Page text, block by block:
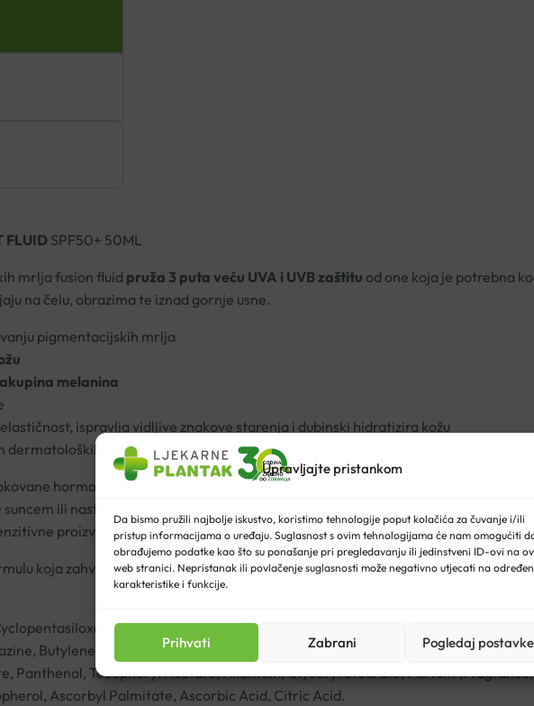
Upravljajte pristankom
Da bismo pružili najbolje iskustvo, koristimo tehnologije poput kolačića za čuvanje i/ili
pristup informacijama o uređaju. Suglasnost s ovim tehnologijama će nam omogućiti
obrađujemo podatke kao što su ponašanje pri pregledavanju ili jedinstveni ID-ovi na
web stranici. Nepristanak ili povlačenje suglasnosti može negativno utjecati na
karakteristike i funkcije.
Prihvati Zabrani Pogledaj postavke
FLUID SPF50+ 50ML
mrlja fusion fluid pruža 3 puta veću UVA i UVB zaštitu od one koja je potrebna
na čelu, obrazima te iznad gornje usne.
pigmentacijskih mrlja
melanina
ispravlja vidljive znakove starenja i dubinski hidratizira kožu
dermatoloških i estetskih zahvata
hormonalnim promjenama), prije i nakon dermatoloških i estetskih
suncem ili nastale za vrijeme trudnoće. Može se koristiti prije i poslije laserskih
proizvode.
koja zahvaljujući trenju i toplini postaje sve laganija te se sve više stapa s
Octocrylene, Alcohol Denat., Titanium Dioxide [nano], Butyl
Butylene Glycol, PEG-30 Dipolyhydroxystearate, Nylon-12, PEG-10
Panthenol, Tocopheryl Acetate, Allantoin, Glyceryl Stearate, Parfum
Ascorbyl Palmitate, Ascorbic Acid, Citric Acid.